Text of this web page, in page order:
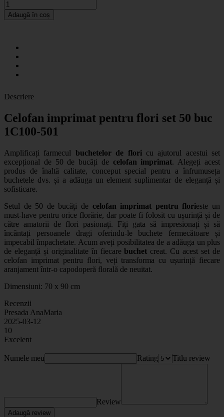
Adaugă în coș
Descriere
Celofan imprimat pentru flori set 50 buc
1C100-501
Amplificați farmecul buchetelor de flori cu ajutorul acestui set
excepțional de 50 de bucăți de celofan imprimat. Alegeți acest
produs de înaltă calitate, conceput special pentru a înfrumuseța
buchetele dvs. și a adăuga un element suplimentar de eleganță și
sofisticare.
Setul de 50 de bucăți de celofan imprimat pentru florieste un
must-have pentru orice florărie, dar poate fi folosit cu ușurință și de
către amatorii de flori pasionați. Fiți gata să impresionați și să
încântați persoanele dragi oferindu-le buchete fermecătoare și
impecabil împachetate. Acum aveți posibilitatea de a adăuga un plus
de eleganță și originalitate în fiecarebuchet creat. Cu acest set de
celofan imprimat pentru flori, veți transforma cu ușurință fiecare
aranjament într-o capodoperă florală de neuitat.
Dimensiuni: 70 x 90 cm
Recenzii
Presada AnaMaria
2025-03-12
10
Excelent
Numele meu Rating Titlu review
Review
Adaugă review